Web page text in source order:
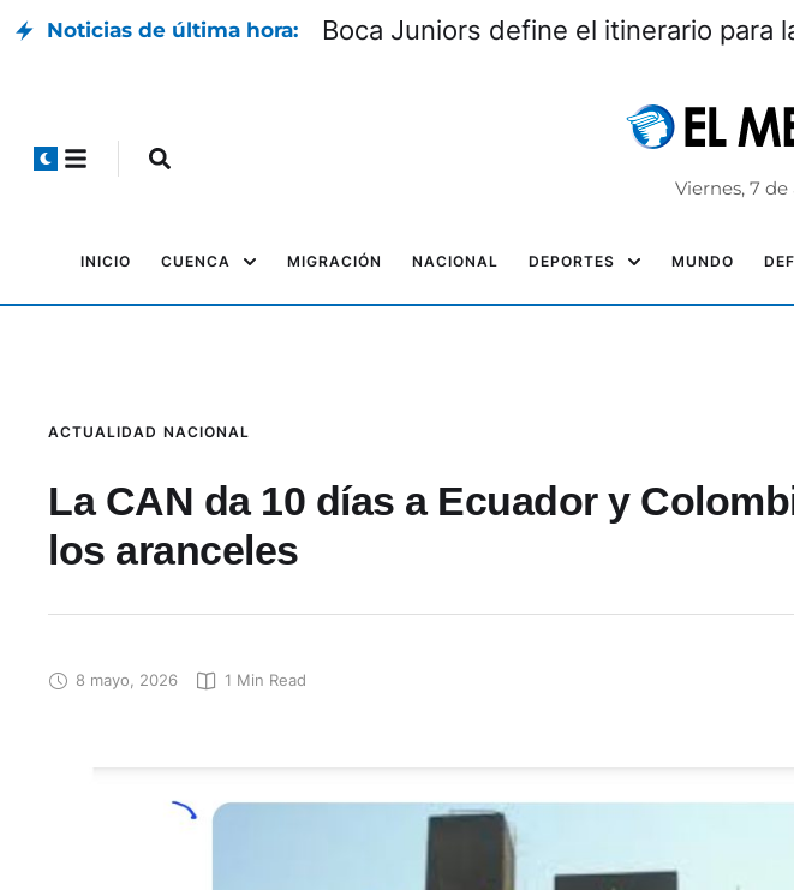
Noticias de última hora: Boca Juniors define el itinerario para
Viernes, 7
INICIO CUENCA MIGRACIÓN NACIONAL DEPORTES MUNDO
ACTUALIDAD NACIONAL
La CAN da 10 días a Ecuador y
los aranceles
8 mayo, 2026 1 Min Read